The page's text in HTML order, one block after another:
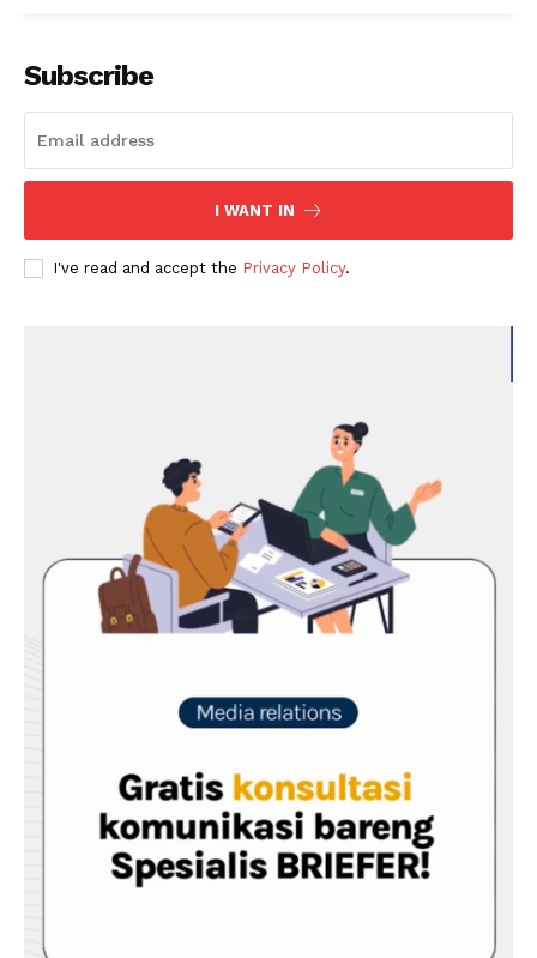
Subscribe
I WANT IN
I've read and accept the Privacy Policy.